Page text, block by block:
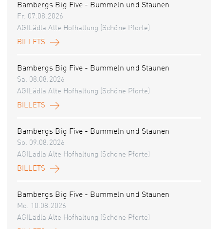
Bambergs Big Five - Bummeln und Staunen
Fr. 07.08.2026
AGILädla Alte Hofhaltung (Schöne Pforte)
BILLETS
Bambergs Big Five - Bummeln und Staunen
Sa. 08.08.2026
AGILädla Alte Hofhaltung (Schöne Pforte)
BILLETS
Bambergs Big Five - Bummeln und Staunen
So. 09.08.2026
AGILädla Alte Hofhaltung (Schöne Pforte)
BILLETS
Bambergs Big Five - Bummeln und Staunen
Mo. 10.08.2026
AGILädla Alte Hofhaltung (Schöne Pforte)